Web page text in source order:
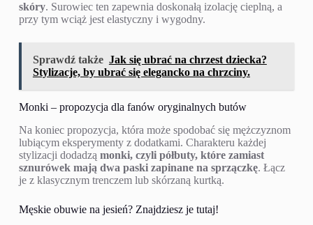
skóry. Surowiec ten zapewnia doskonałą izolację cieplną, a
przy tym wciąż jest elastyczny i wygodny.
Sprawdź także Jak się ubrać na chrzest dziecka?
Stylizacje, by ubrać się elegancko na chrzciny.
Monki – propozycja dla fanów oryginalnych butów
Na koniec propozycja, która może spodobać się mężczyznom
lubiącym eksperymenty z dodatkami. Charakteru każdej
stylizacji dodadzą monki, czyli półbuty, które zamiast
sznurówek mają dwa paski zapinane na sprzączkę. Łącz
je z klasycznym trenczem lub skórzaną kurtką.
Męskie obuwie na jesień? Znajdziesz je tutaj!